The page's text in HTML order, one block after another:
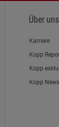
Über uns
Karriere
Kopp
Kopp
Kopp